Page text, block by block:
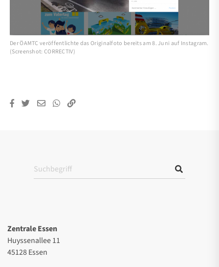
Der ÖAMTC veröffentlichte das Originalfoto bereits am 8. Juni auf Instagram.
(Screenshot: CORRECTIV)
Zentrale Essen
Huyssenallee 11
45128 Essen